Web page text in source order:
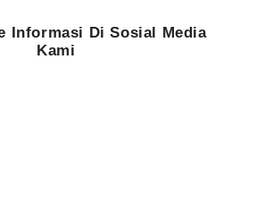
Informasi Di Sosial Media
Kami